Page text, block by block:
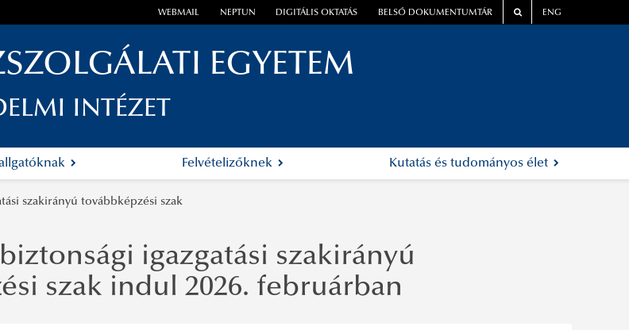
WEBMAIL NEPTUN DIGITÁLIS OKTATÁS BELSŐ DOKUMENTUMTÁR ENG
EGYETEM
INTÉZET
Felvételizőknek Kutatás és tudományos élet
szakirányú továbbképzési szak
igazgatási szakirányú
szak indul 2026. februárban